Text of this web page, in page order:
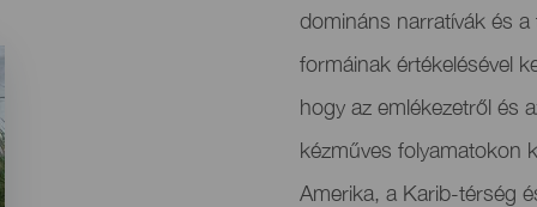
domináns narratívák és
formáinak értékelésével
hogy az emlékezetről és
kézműves folyamatokon
Amerika, a Karib-térség